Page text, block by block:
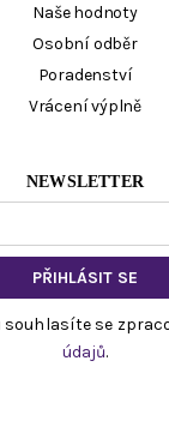
Naše hodnoty
Osobní odběr
Poradenství
Vrácení výplně
NEWSLETTER
souhlasíte se
údajů.